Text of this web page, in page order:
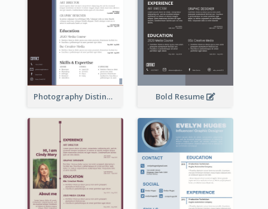
Photography Distinguished Resume Bold Resume